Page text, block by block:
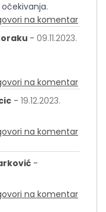
na komentar
- 09.11.2023.
na komentar
- 19.12.2023.
na komentar
-
na komentar